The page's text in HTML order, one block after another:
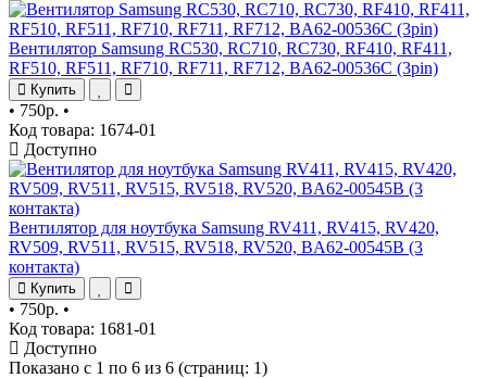
Вентилятор Samsung RC530, RC710, RC730, RF410, RF411,
RF510, RF511, RF710, RF711, RF712, BA62-00536C (3pin)
Купить
• 750р. •
Код товара: 1674-01
Доступно
Вентилятор для ноутбука Samsung RV411, RV415, RV420,
RV509, RV511, RV515, RV518, RV520, BA62-00545B (3
контакта)
Купить
• 750р. •
Код товара: 1681-01
Доступно
Показано с 1 по 6 из 6 (страниц: 1)